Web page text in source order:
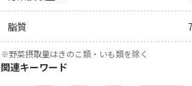
脂質
※野菜摂取量はきのこ類・いも類を除く
関連キーワード